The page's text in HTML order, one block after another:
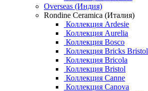
Overseas (Индия)
Rondine Ceramica (Италия)
Коллекция Ardesie
Коллекция Aurelia
Коллекция Bosco
Коллекция Bricks Bristol
Коллекция Bricola
Коллекция Bristol
Коллекция Canne
Коллекция Canova